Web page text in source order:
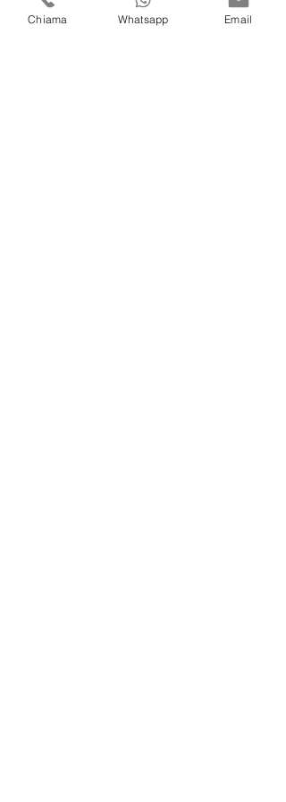
Chiama Whatsapp Email